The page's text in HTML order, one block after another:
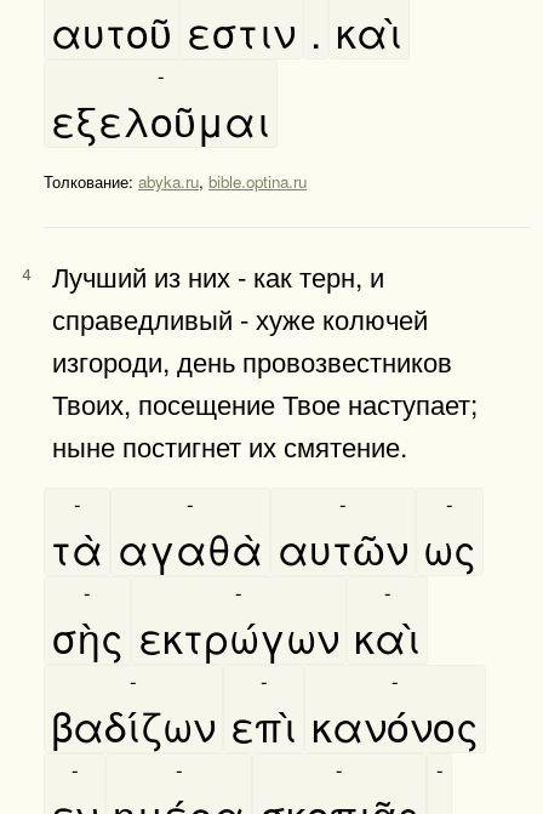
αυτοῦ εστιν . καὶ
εξελοῦμαι
-
Толкование: abyka.ru, bible.optina.ru
4
Лучший из них - как терн, и
справедливый - хуже колючей
изгороди, день провозвестников
Твоих, посещение Твое наступает;
ныне постигнет их смятение.
τὰ
-
αγαθὰ
-
αυτῶν
-
ως
-
σὴς
-
εκτρώγων
-
καὶ
-
βαδίζων
-
επὶ
-
κανόνος
-
- - - -